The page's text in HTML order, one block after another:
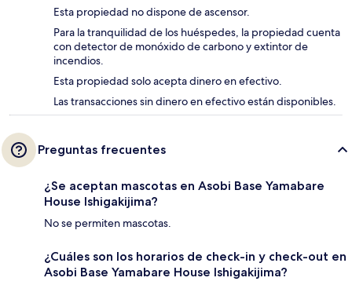
Esta propiedad no dispone de ascensor.
Para la tranquilidad de los huéspedes, la propiedad cuenta
con detector de monóxido de carbono y extintor de
incendios.
Esta propiedad solo acepta dinero en efectivo.
Las transacciones sin dinero en efectivo están disponibles.
Preguntas frecuentes
¿Se aceptan mascotas en Asobi Base Yamabare
House Ishigakijima?
No se permiten mascotas.
¿Cuáles son los horarios de check-in y check-out en
Asobi Base Yamabare House Ishigakijima?